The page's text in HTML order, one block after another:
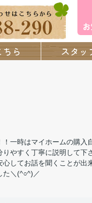
ら スタッ
一時はマイホームの購入
やすく丁寧に説明して下
してお話を聞くことが出
た＼(^○^)／